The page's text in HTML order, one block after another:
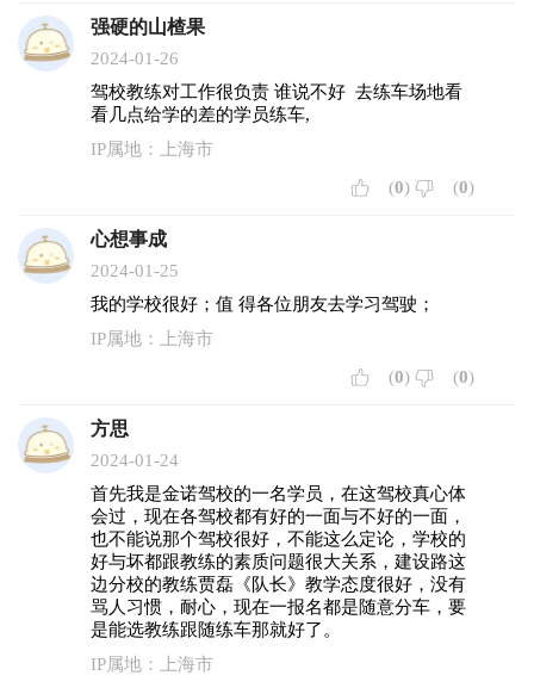
强硬的山楂果
2024-01-26
驾校教练对工作很负责 谁说不好 去练车场地看
看几点给学的差的学员练车,
IP属地：上海市
(0) (0)
心想事成
2024-01-25
我的学校很好；值 得各位朋友去学习驾驶；
IP属地：上海市
(0) (0)
方思
2024-01-24
首先我是金诺驾校的一名学员，在这驾校真心体
会过，现在各驾校都有好的一面与不好的一面，
也不能说那个驾校很好，不能这么定论，学校的
好与坏都跟教练的素质问题很大关系，建设路这
边分校的教练贾磊《队长》教学态度很好，没有
骂人习惯，耐心，现在一报名都是随意分车，要
是能选教练跟随练车那就好了。
IP属地：上海市